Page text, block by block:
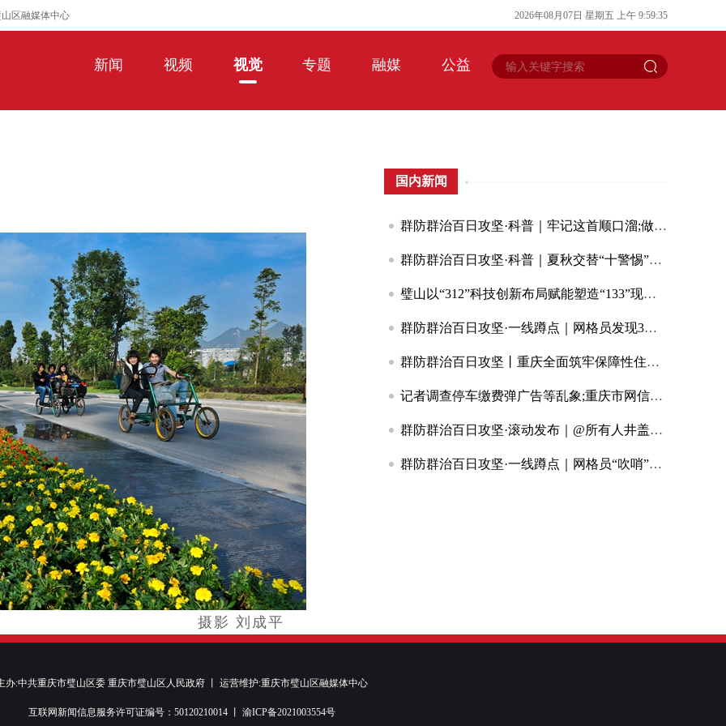
区融媒体中心 2026年08月 07日 星期五 上午 9:59:35
新闻 视频 视觉 专题 融媒 公益
成平
国内新闻
群防群治百日攻坚·科普｜牢记这首顺口溜;做好“安全明白人”
群防群治百日攻坚·科普｜夏秋交替“十警惕”！这些安全提醒请收藏
璧山以“312”科技创新布局赋能塑造“133”现代制造业集群体系竞争新优势
群防群治百日攻坚·一线蹲点｜网格员发现3米裂缝;堡坎水流直冲居民楼;云阳3小时紧急转移251人
群防群治百日攻坚丨重庆全面筑牢保障性住房“安居防线”
记者调查停车缴费弹广告等乱象;重庆市网信办开展专项治理
群防群治百日攻坚·滚动发布｜@所有人井盖破了、围墙裂了？随手拍！重庆喊你来当“安全哨兵”
群防群治百日攻坚·一线蹲点｜网格员“吹哨”两小时换新小井盖背后的大民生
办:中共重庆市璧山区委 重庆市璧山区人民政府 丨 运营维护:重庆市璧山区融媒体中心
互联网新闻信息服务许可证编号：50120210014 丨 渝ICP备2021003554号